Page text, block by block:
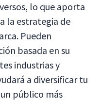
lo que aporta
la estrategia de
Pueden
basada en su
industrias y
a diversificar tu
público más